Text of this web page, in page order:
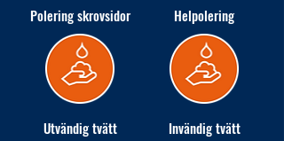
Polering skrovsidor Helpolering
Utvändig tvätt Invändig tvätt